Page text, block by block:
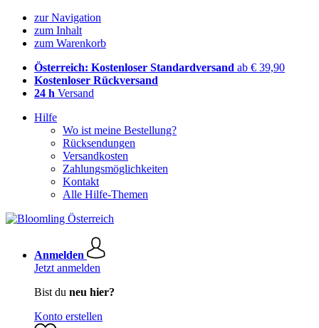
zur Navigation
zum Inhalt
zum Warenkorb
Österreich: Kostenloser Standardversand ab € 39,90
Kostenloser Rückversand
24 h Versand
Hilfe
Wo ist meine Bestellung?
Rücksendungen
Versandkosten
Zahlungsmöglichkeiten
Kontakt
Alle Hilfe-Themen
Anmelden
Jetzt anmelden
Bist du neu hier?
Konto erstellen